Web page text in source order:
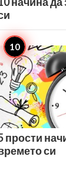
прости
си